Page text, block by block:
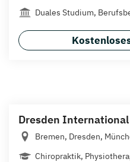
Duales Studium,
Dresden
Bremen, Dresden,
Chiropraktik,